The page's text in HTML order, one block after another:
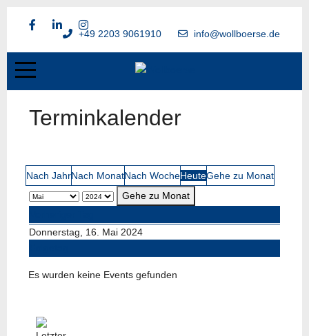
+49 2203 9061910 info@wollboerse.de
Terminkalender
Nach JahrNach MonatNach WocheHeuteGehe zu Monat
Gehe zu Monat
Donnerstag, 16. Mai 2024
Es wurden keine Events gefunden